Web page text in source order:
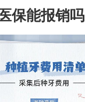
保能报销吗